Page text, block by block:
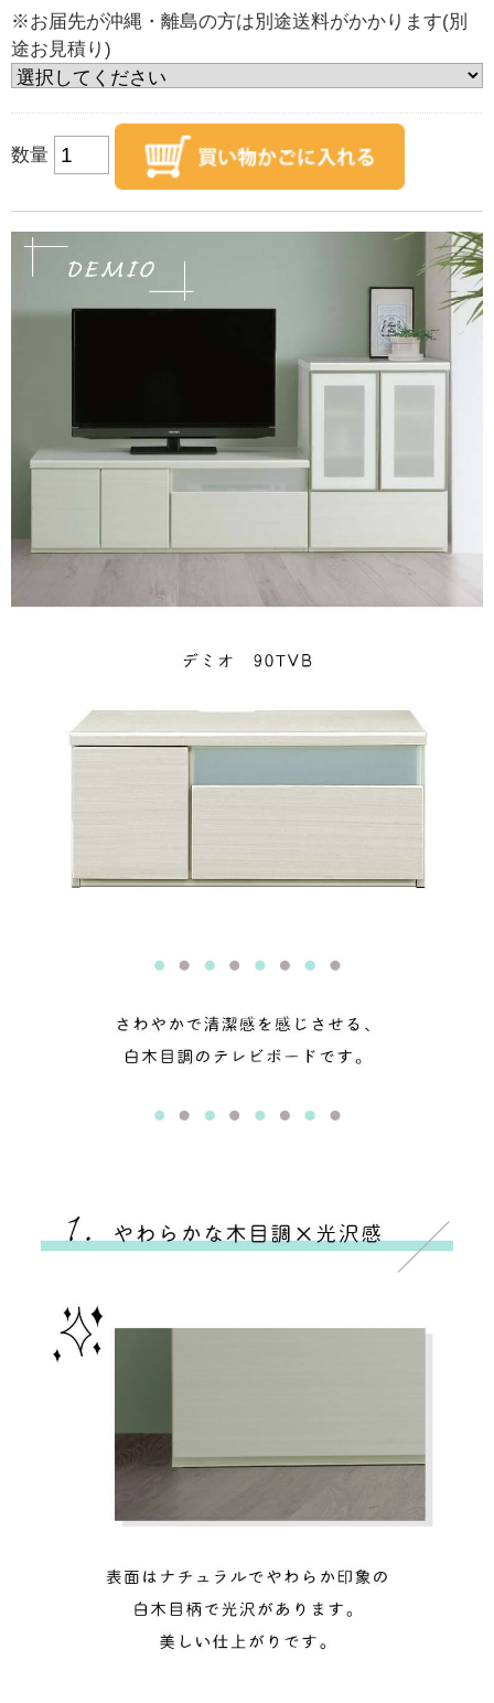
※お届先が沖縄・離島の方は別途送料がかかります(別
途お見積り)
数量